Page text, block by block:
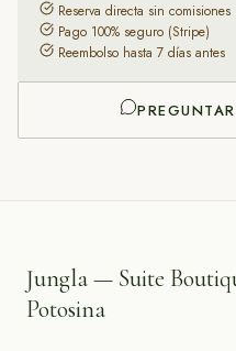
Reserva directa sin comisiones
Pago 100% seguro (Stripe)
Reembolso hasta 7 días antes
Jungla— Suite
Potosina